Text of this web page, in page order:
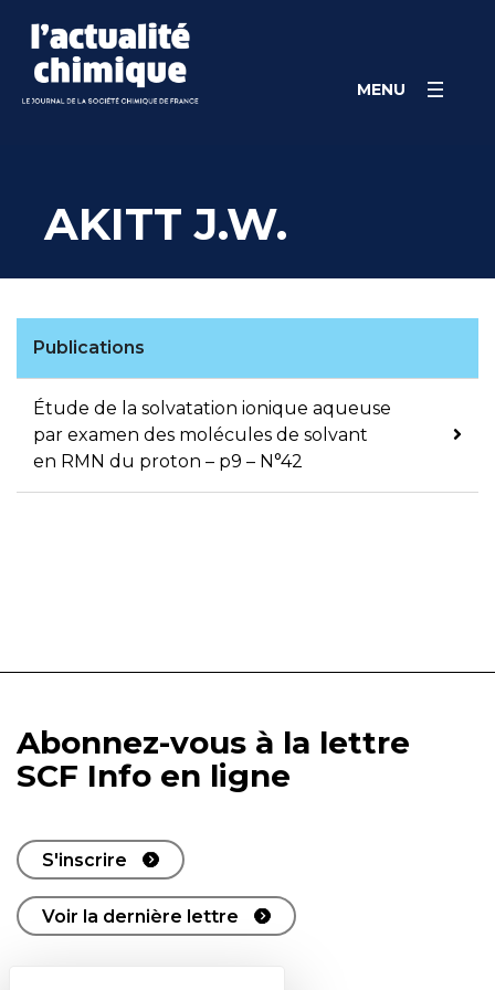
content
MENU
AKITT J.W.
Publications
Étude de la solvatation ionique aqueuse
par examen des molécules de solvant
en RMN du proton – p9 – N°42
Abonnez-vous à la lettre
SCF Info en ligne
S'inscrire
Voir la dernière lettre